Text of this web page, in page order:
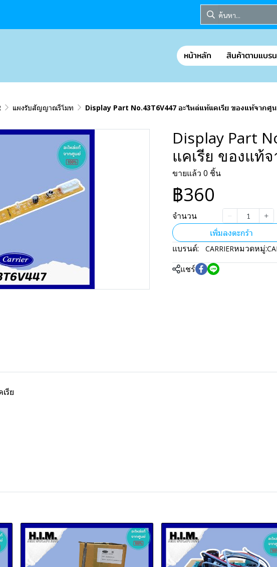
หน้าหลัก สินค้าตามแบร
แผงรับสัญญาณรีโมท Display Part No.43T6V447 อะไหล่แท้แคเรีย ของแท้จากศู
Display Part
แคเรีย ของแท้
ขายแล้ว 0 ชิ้น
฿360
จำนวน
เพิ่มลงตะกร้า
แบรนด์: CARRIERหมวดหมู่:
แชร์
รีย